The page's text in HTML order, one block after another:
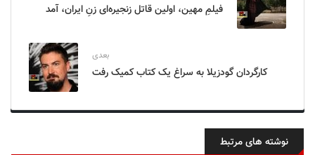
فیلمِ مهین، اولین قاتل زنجیره‌ای زنِ ایران، آمد
بعدی
کارگردان گودزیلا به سراغ یک کتاب کمیک رفت
نوشته های مرتبط